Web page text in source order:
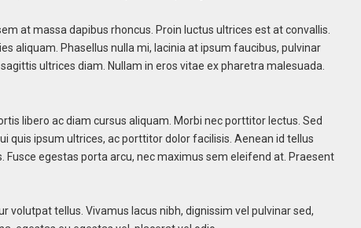
at massa dapibus rhoncus. Proin luctus ultrices est at convallis.
aliquam. Phasellus nulla mi, lacinia at ipsum faucibus, pulvinar
ultrices diam. Nullam in eros vitae ex pharetra malesuada.
libero ac diam cursus aliquam. Morbi nec porttitor lectus. Sed
quis ipsum ultrices, ac porttitor dolor facilisis. Aenean id tellus
egestas porta arcu, nec maximus sem eleifend at. Praesent
volutpat tellus. Vivamus lacus nibh, dignissim vel pulvinar sed,